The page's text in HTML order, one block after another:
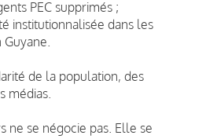
PEC supprimés ;
institutionnalisée dans les
de la population, des
médias.
ne se négocie pas. Elle se